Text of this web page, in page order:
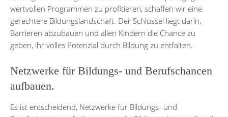
wertvollen Programmen zu profitieren, schaffen wir eine
gerechtere Bildungslandschaft. Der Schlüssel liegt darin,
Barrieren abzubauen und allen Kindern die Chance zu
geben, ihr volles Potenzial durch Bildung zu entfalten.
Netzwerke für Bildungs- und Berufschancen
aufbauen.
Es ist entscheidend, Netzwerke für Bildungs- und